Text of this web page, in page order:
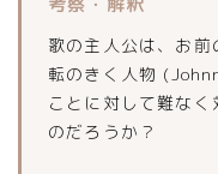
歌の主人公は、お
転のきく人物
ことに対して難な
のだろうか？